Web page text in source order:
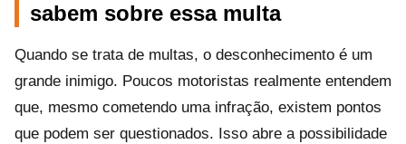
sabem sobre essa multa
Quando se trata de multas, o desconhecimento é um
grande inimigo. Poucos motoristas realmente entendem
que, mesmo cometendo uma infração, existem pontos
que podem ser questionados. Isso abre a possibilidade